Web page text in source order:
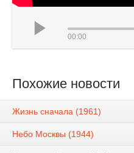
00:00
Похожие новости
Жизнь сначала (1961)
Небо Москвы (1944)